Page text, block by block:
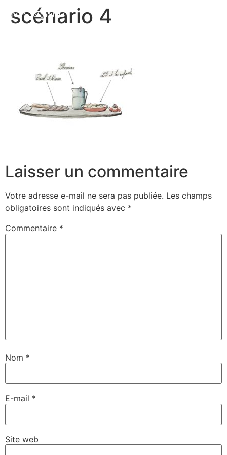
Marion Seigneurin​
Curriculum Vitae
About me
scénario 4
Laisser un commentaire
Votre adresse e-mail ne sera pas publiée. Les champs
obligatoires sont indiqués avec *
Commentaire *
Nom *
E-mail *
Site web